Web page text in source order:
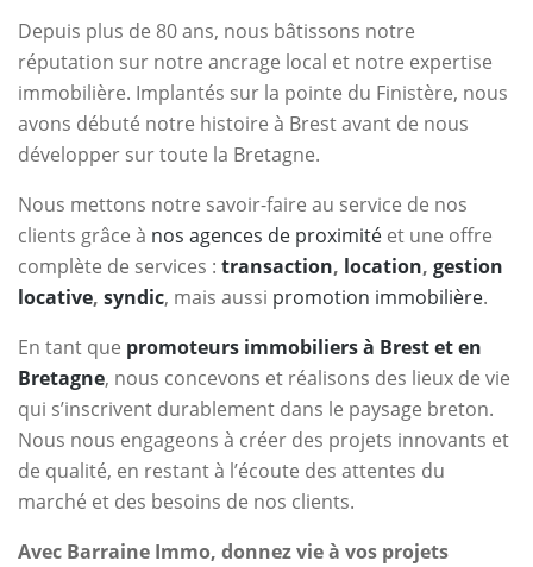
Depuis plus de 80 ans, nous bâtissons notre
réputation sur notre ancrage local et notre expertise
immobilière. Implantés sur la pointe du Finistère, nous
avons débuté notre histoire à Brest avant de nous
développer sur toute la Bretagne.
Nous mettons notre savoir-faire au service de nos
clients grâce à nos agences de proximité et une offre
complète de services : transaction, location, gestion
locative, syndic, mais aussi promotion immobilière.
En tant que promoteurs immobiliers à Brest et en
Bretagne, nous concevons et réalisons des lieux de vie
qui s’inscrivent durablement dans le paysage breton.
Nous nous engageons à créer des projets innovants et
de qualité, en restant à l’écoute des attentes du
marché et des besoins de nos clients.
Avec Barraine Immo, donnez vie à vos projets